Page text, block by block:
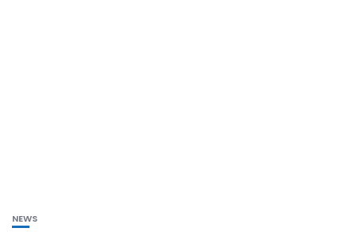
NEWS